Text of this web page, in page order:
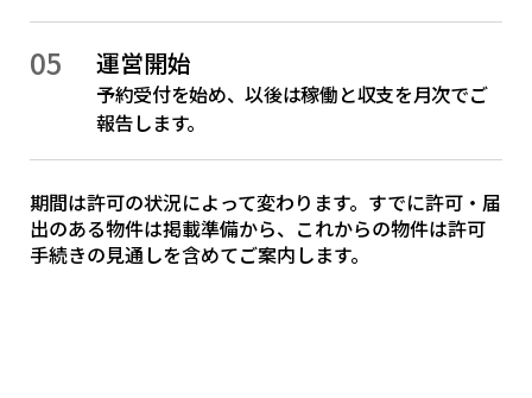
05 運営開始
予約受付を始め、以後は稼働と収支を月次でご
報告します。
期間は許可の状況によって変わります。すでに許可・届
出のある物件は掲載準備から、これからの物件は許可
手続きの見通しを含めてご案内します。